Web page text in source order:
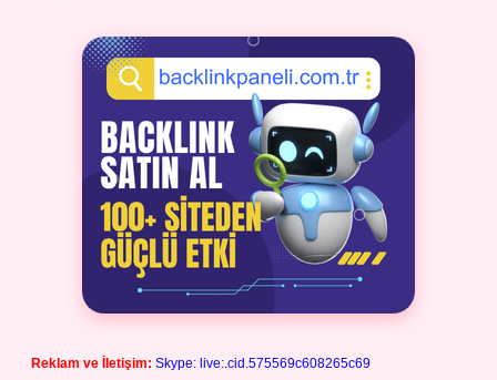
Reklam ve İletişim: Skype: live:.cid.575569c608265c69